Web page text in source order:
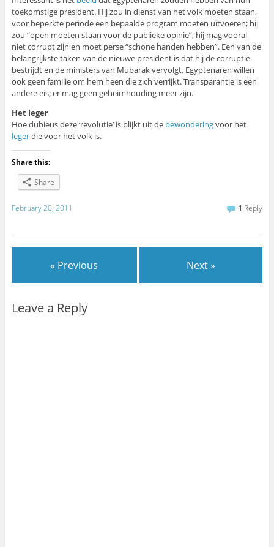
toekomstige president. Hij zou in dienst van het volk moeten staan,
voor beperkte periode een bepaalde program moeten uitvoeren; hij
zou “open moeten staan voor de publieke opinie”; hij mag vooral
niet corrupt zijn en moet perse “schone handen hebben”. Een van de
belangrijkste taken van de nieuwe president is dat hij de corruptie
bestrijdt en de ministers van Mubarak vervolgt. Egyptenaren willen
ook geen familie om hem heen die zich verrijkt. Transparantie is een
andere eis; er mag geen geheimhouding meer zijn.
Het leger
Hoe dubieus deze ‘revolutie’ is blijkt uit de bewonderingvoor het
legerdie voor het volk is.
Share this:
Share
February 20, 2011 1 Reply
« Previous Next »
Leave a Reply